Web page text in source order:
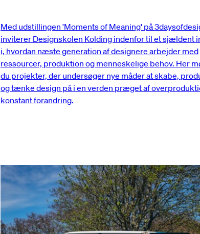
Med udstillingen 'Moments of Meaning' på
inviterer Designskolen Kolding indenfor til et sjældent
i, hvordan næste generation af designere arbejder med
ressourcer, produktion og menneskelige behov. Her
du projekter, der undersøger nye måder at skabe,
og tænke design på i en verden præget af
konstant forandring.